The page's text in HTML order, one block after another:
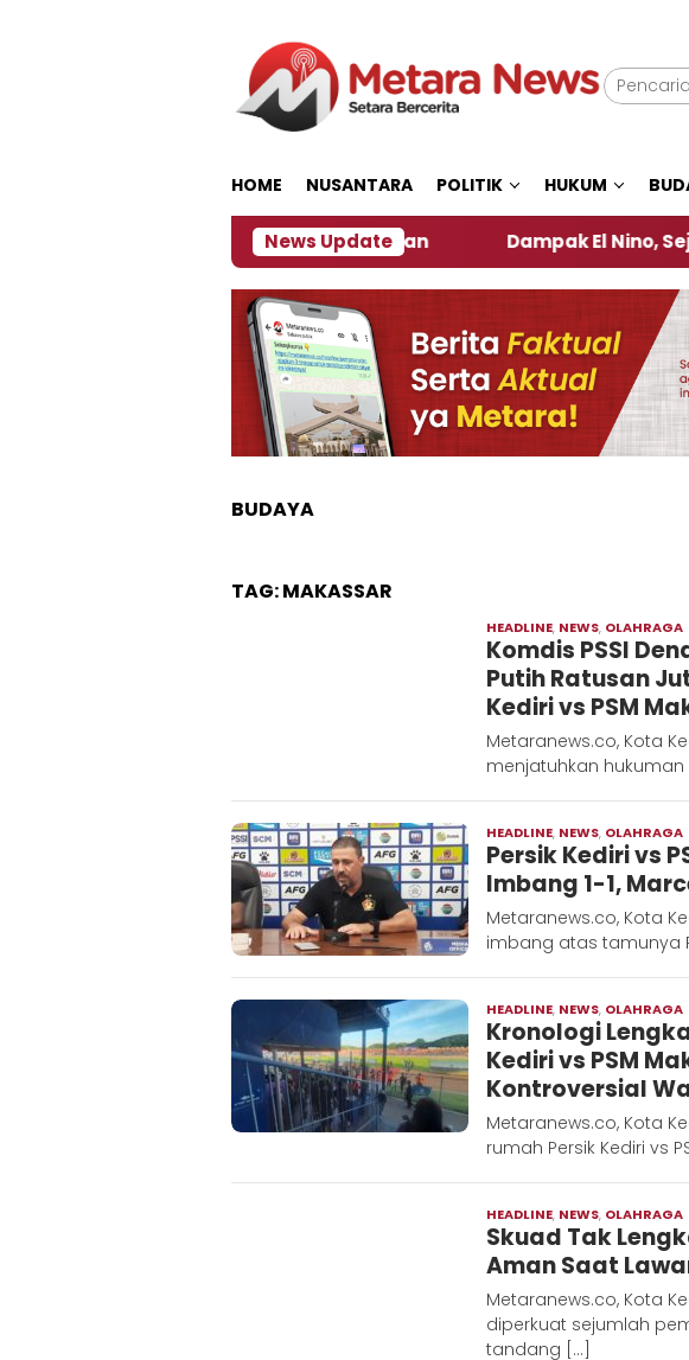
HOME NUSANTARA POLITIK HUKUM
News Update
Ini Kata Pengamat Kebijakan Dampak El Nino, Sejumlah
BUDAYA
TAG:MAKASSAR
HEADLINE, NEWS, OLAHRAGA
Komdis PSSI
Putih Ratusan
Kediri vs PSM
Metaranews.co, Kota
menjatuhkan hukuman
HEADLINE, NEWS, OLAHRAGA
Persik Kediri vs
Imbang 1-1,
Metaranews.co, Kota
imbang atas tamunya
HEADLINE, NEWS, OLAHRAGA
Kronologi
Kediri vs PSM
Kontroversial
Metaranews.co, Kota
rumah Persik Kediri vs
HEADLINE, NEWS, OLAHRAGA
Skuad Tak
Aman Saat
Metaranews.co, Kota
diperkuat sejumlah
tandang […]